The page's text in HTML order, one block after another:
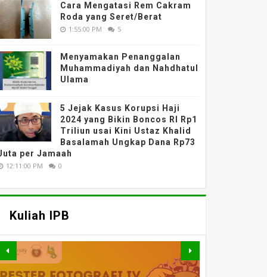
Cara Mengatasi Rem Cakram
Roda yang Seret/Berat
1:55:00 PM 5
Menyamakan Penanggalan
Muhammadiyah dan Nahdhatul
Ulama
5 Jejak Kasus Korupsi Haji
2024 yang Bikin Boncos RI Rp1
Triliun usai Kini Ustaz Khalid
Basalamah Ungkap Dana Rp73
per Jamaah
12:11:00 PM 0
Kuliah IPB